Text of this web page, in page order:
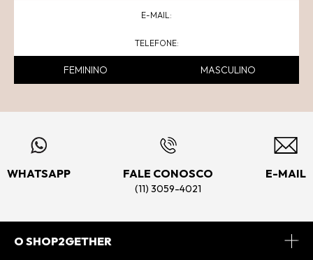
FEMININO MASCULINO
WHATSAPP FALE CONOSCO
(11) 3059-4021
E-MAIL
O SHOP2GETHER